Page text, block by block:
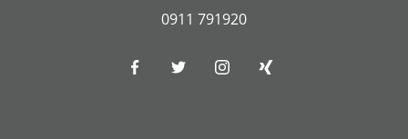
0911 791920